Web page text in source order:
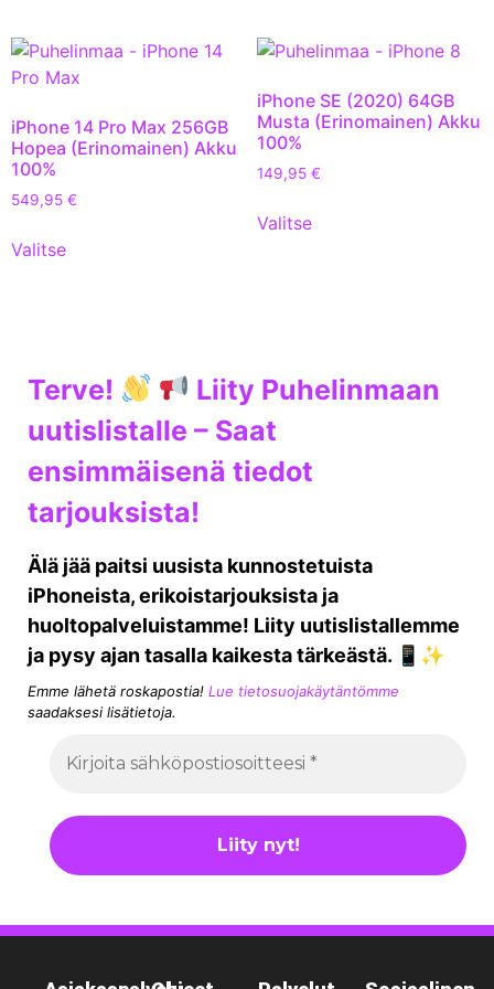
iPhone 14 Pro Max 256GB
Hopea (Erinomainen) Akku
100%
549,95 €
Valitse
iPhone SE (2020) 64GB
Musta (Erinomainen) Akku
100%
149,95 €
Valitse
Terve!
Liity Puhelinmaan
uutislistalle – Saat
ensimmäisenä tiedot
tarjouksista!
Älä jää paitsi uusista kunnostetuista
iPhoneista, erikoistarjouksista ja
huoltopalveluistamme! Liity uutislistallemme
ja pysy ajan tasalla kaikesta tärkeästä. 📱✨
Emme lähetä roskapostia! Lue tietosuojakäytäntömme
saadaksesi lisätietoja.